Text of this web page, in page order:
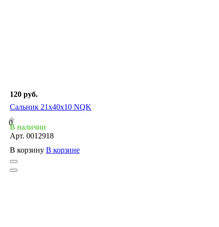
120 руб.
Сальник 21x40x10 NQK
0
В наличии
Арт. 0012918
В корзину В корзине